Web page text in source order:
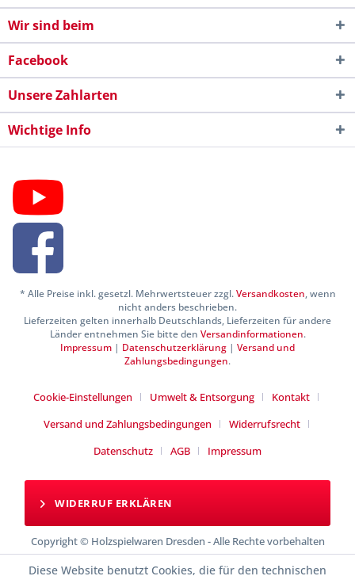
Wir sind beim
Facebook
Unsere Zahlarten
Wichtige Info
* Alle Preise inkl. gesetzl. Mehrwertsteuer zzgl.Versandkosten, wenn
nicht anders beschrieben.
Lieferzeiten gelten innerhalb Deutschlands, Lieferzeiten für andere
Länder entnehmen Sie bitte den Versandinformationen.
Impressum | Datenschutzerklärung | Versand und
Zahlungsbedingungen.
Cookie-Einstellungen Umwelt & Entsorgung
Kontakt
Versand und Zahlungsbedingungen
Widerrufsrecht
Datenschutz
AGB Impressum
WIDERRUF ERKLÄREN
Copyright © Holzspielwaren Dresden - Alle Rechte vorbehalten
Diese Website benutzt Cookies, die für den technischen